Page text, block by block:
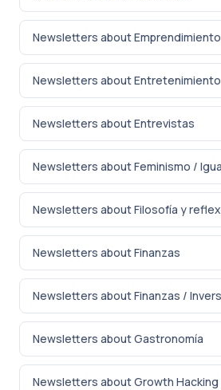
Newsletters about Emprendimiento
Newsletters about
Newsletters about Entrevistas
Newsletters about Feminismo /
Newsletters about Filosofía y
Newsletters about Finanzas
Newsletters about Finanzas /
Newsletters about Gastronomía
Newsletters about Growth Hacking